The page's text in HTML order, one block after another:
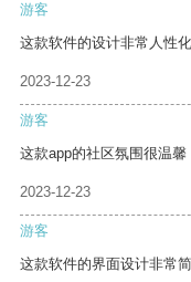
游客
这款软件的设计非常人性
2023-12-23
游客
这款app的社区氛围很温馨
2023-12-23
游客
这款软件的界面设计非常